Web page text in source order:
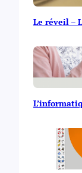
Le réveil –